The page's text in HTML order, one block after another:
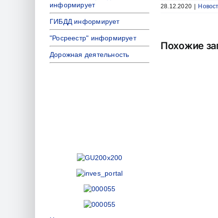
28.12.2020 |
Похожие
информирует
ГИБДД информирует
"Росреестр" информирует
Дорожная деятельность